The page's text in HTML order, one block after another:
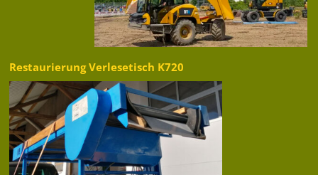
Restaurierung Verlesetisch K720